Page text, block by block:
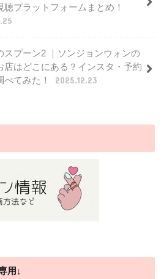
聴プラットフォームまとめ！
スプーン2 ｜ソンジョンウォンの
店はどこにある？インスタ・予約
べてみた！
2025.12.23
用↓